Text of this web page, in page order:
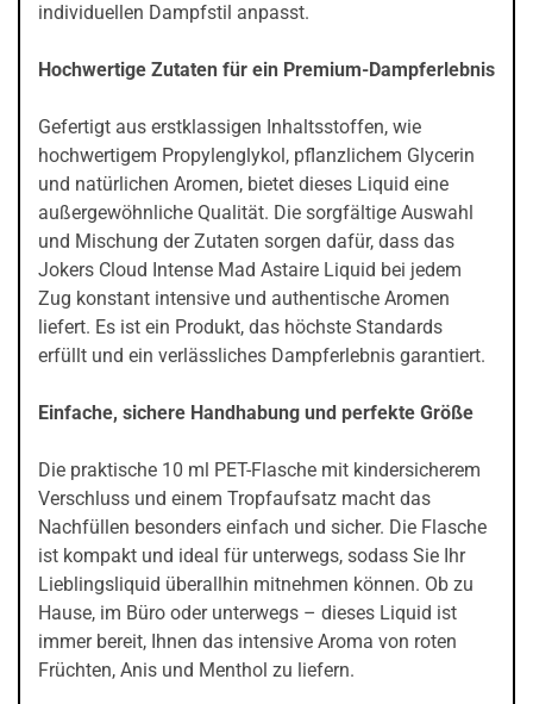
individuellen Dampfstil anpasst.
Hochwertige Zutaten für ein Premium-Dampferlebnis
Gefertigt aus erstklassigen Inhaltsstoffen, wie
hochwertigem Propylenglykol, pflanzlichem Glycerin
und natürlichen Aromen, bietet dieses Liquid eine
außergewöhnliche Qualität. Die sorgfältige Auswahl
und Mischung der Zutaten sorgen dafür, dass das
Jokers Cloud Intense Mad Astaire Liquid bei jedem
Zug konstant intensive und authentische Aromen
liefert. Es ist ein Produkt, das höchste Standards
erfüllt und ein verlässliches Dampferlebnis garantiert.
Einfache, sichere Handhabung und perfekte Größe
Die praktische 10 ml PET-Flasche mit kindersicherem
Verschluss und einem Tropfaufsatz macht das
Nachfüllen besonders einfach und sicher. Die Flasche
ist kompakt und ideal für unterwegs, sodass Sie Ihr
Lieblingsliquid überallhin mitnehmen können. Ob zu
Hause, im Büro oder unterwegs – dieses Liquid ist
immer bereit, Ihnen das intensive Aroma von roten
Früchten, Anis und Menthol zu liefern.